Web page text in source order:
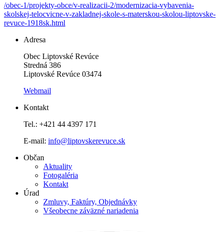
/obec-1/projekty-obce/v-realizacii-2/modernizacia-vybavenia-
skolskej-telocvicne-v-zakladnej-skole-s-materskou-skolou-liptovske-
revuce-1918sk.html
Adresa
Obec Liptovské Revúce
Stredná 386
Liptovské Revúce 03474
Webmail
Kontakt
Tel.: +421 44 4397 171
E-mail: info@liptovskerevuce.sk
Občan
Aktuality
Fotogaléria
Kontakt
Úrad
Zmluvy, Faktúry, Objednávky
Všeobecne záväzné nariadenia